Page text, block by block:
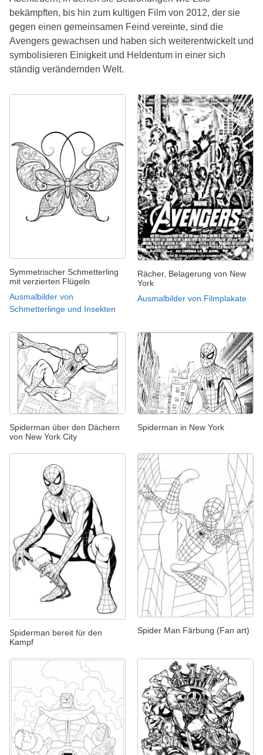
bekämpften, bis hin zum kultigen Film von 2012, der sie
gegen einen gemeinsamen Feind vereinte, sind die
Avengers gewachsen und haben sich weiterentwickelt und
symbolisieren Einigkeit und Heldentum in einer sich
ständig verändernden Welt.
Symmetrischer Schmetterling
mit verzierten Flügeln
Ausmalbilder von
Schmetterlinge und Insekten
Rächer, Belagerung von New
York
Ausmalbilder von Filmplakate
Spiderman über den Dächern
von New York City
Spiderman in New York
Spiderman bereit für den
Kampf
Spider Man Färbung (Fan art)